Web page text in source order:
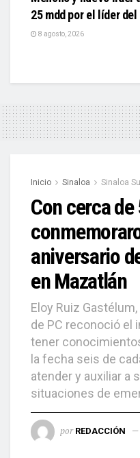
25 mdd por el líder del
8 agosto, 2026
Inicio Sinaloa Sinaloa
Con cerca
aniversario
en Mazatlán
Eloy Ruiz
de PC reconoció el
tener
la fecha seis de
atender y auxiliar a
situaciones de
por REDACCIÓN